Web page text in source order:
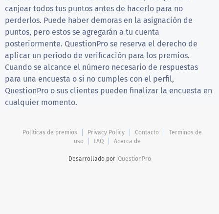
canjear todos tus puntos antes de hacerlo para no
perderlos. Puede haber demoras en la asignación de
puntos, pero estos se agregarán a tu cuenta
posteriormente. QuestionPro se reserva el derecho de
aplicar un período de verificación para los premios.
Cuando se alcance el número necesario de respuestas
para una encuesta o si no cumples con el perfil,
QuestionPro o sus clientes pueden finalizar la encuesta en
cualquier momento.
Políticas de premios Privacy Policy Contacto
Terminos de
uso
FAQ Acerca de
Desarrollado por QuestionPro